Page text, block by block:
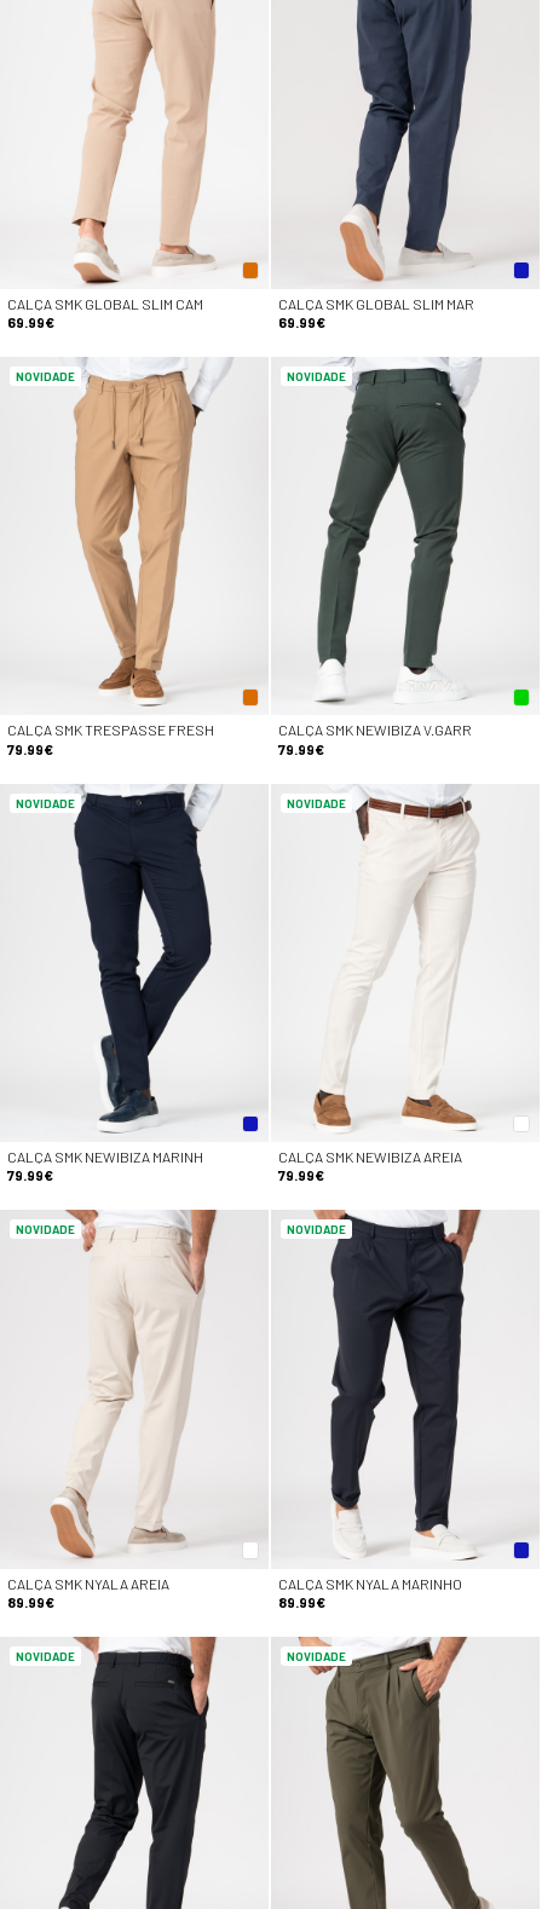
CALÇA SMK GLOBAL SLIM CAM
69.99€
CALÇA SMK GLOBAL SLIM MAR
69.99€
NOVIDADE
CALÇA SMK TRESPASSE FRESH
79.99€
NOVIDADE
CALÇA SMK NEWIBIZA V.GARR
79.99€
NOVIDADE
CALÇA SMK NEWIBIZA MARINH
79.99€
NOVIDADE
CALÇA SMK NEWIBIZA AREIA
79.99€
NOVIDADE
CALÇA SMK NYALA AREIA
89.99€
NOVIDADE
CALÇA SMK NYALA MARINHO
89.99€
NOVIDADE NOVIDADE